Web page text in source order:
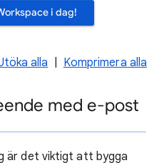
i dag!
alla Komprimera alla
med e-post
är det viktigt att bygga